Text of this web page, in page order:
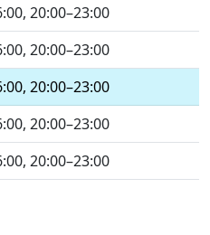
20:00–23:00
20:00–23:00
20:00–23:00
20:00–23:00
20:00–23:00